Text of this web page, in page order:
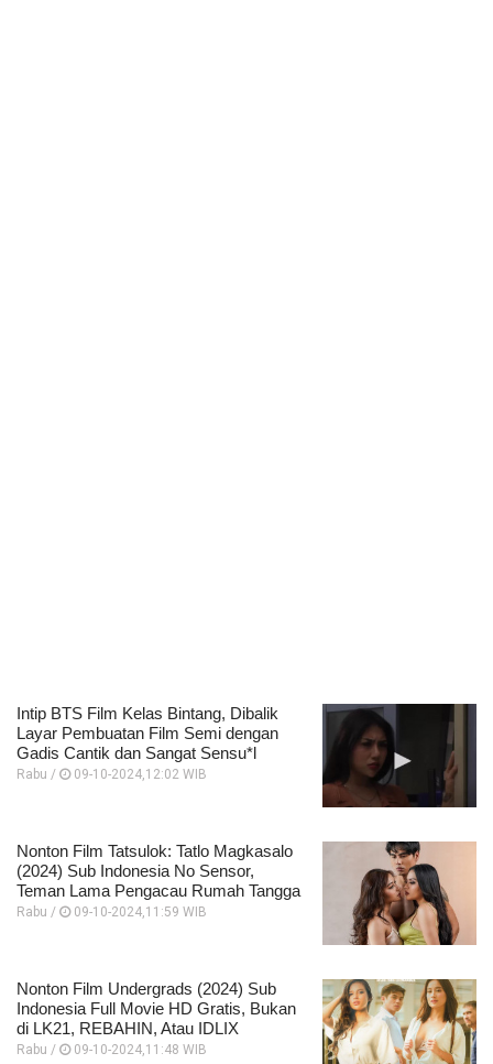
Intip BTS Film Kelas Bintang, Dibalik
Layar Pembuatan Film Semi dengan
Gadis Cantik dan Sangat Sensu*l
Rabu / 09-10-2024,12:02 WIB
Nonton Film Tatsulok: Tatlo Magkasalo
(2024) Sub Indonesia No Sensor,
Teman Lama Pengacau Rumah Tangga
Rabu / 09-10-2024,11:59 WIB
Nonton Film Undergrads (2024) Sub
Indonesia Full Movie HD Gratis, Bukan
di LK21, REBAHIN, Atau IDLIX
Rabu / 09-10-2024,11:48 WIB